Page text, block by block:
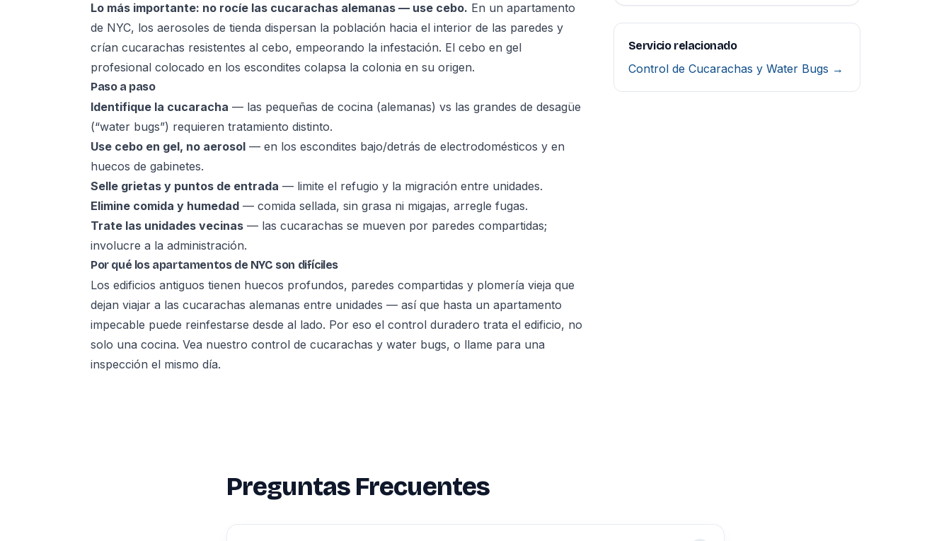
Lo más importante: no rocíe las cucarachas alemanas — use cebo. En un apartamento
de NYC, los aerosoles de tienda dispersan la población hacia el interior de las paredes y
crían cucarachas resistentes al cebo, empeorando la infestación. El cebo en gel
profesional colocado en los escondites colapsa la colonia en su origen.
Paso a paso
Identifique la cucaracha — las pequeñas de cocina (alemanas) vs las grandes de desagüe
(“water bugs”) requieren tratamiento distinto.
Use cebo en gel, no aerosol — en los escondites bajo/detrás de electrodomésticos y en
huecos de gabinetes.
Selle grietas y puntos de entrada — limite el refugio y la migración entre unidades.
Elimine comida y humedad — comida sellada, sin grasa ni migajas, arregle fugas.
Trate las unidades vecinas — las cucarachas se mueven por paredes compartidas;
involucre a la administración.
Por qué los apartamentos de NYC son difíciles
Los edificios antiguos tienen huecos profundos, paredes compartidas y plomería vieja que
dejan viajar a las cucarachas alemanas entre unidades — así que hasta un apartamento
impecable puede reinfestarse desde al lado. Por eso el control duradero trata el edificio, no
solo una cocina. Vea nuestro control de cucarachas y water bugs, o llame para una
inspección el mismo día.
Servicio relacionado
Control de Cucarachas y Water Bugs →
Preguntas Frecuentes